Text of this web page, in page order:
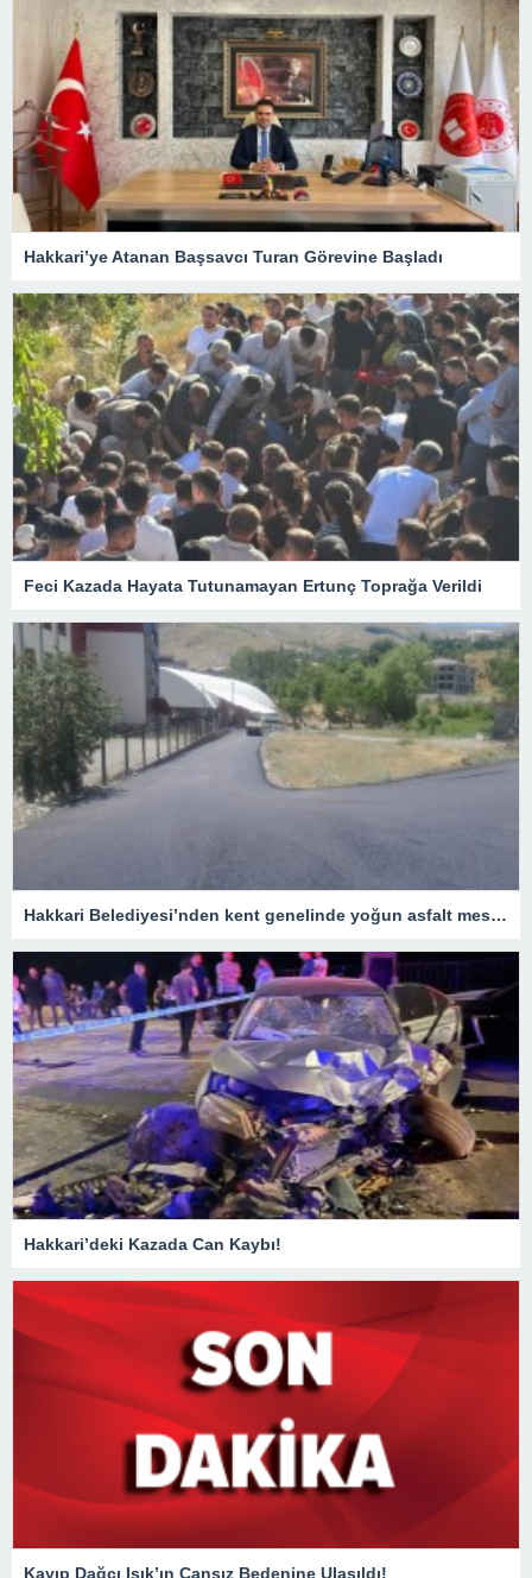
Hakkari’ye Atanan Başsavcı Turan Görevine Başladı
Feci Kazada Hayata Tutunamayan Ertunç Toprağa Verildi
Hakkari Belediyesi’nden kent genelinde yoğun asfalt mesaisi
Hakkari’deki Kazada Can Kaybı!
Kayıp Dağcı Işık’ın Cansız Bedenine Ulaşıldı!